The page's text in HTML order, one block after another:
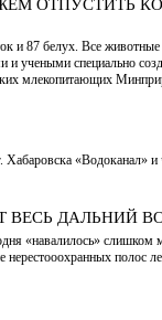
ОТПУСТИТЬ
и 87 белух. Все
и учеными специально
млекопитающих
«Водоканал» и
ВЕСЬ ДАЛЬНИЙ
«навалилось» слишком
нерестооохранных полос